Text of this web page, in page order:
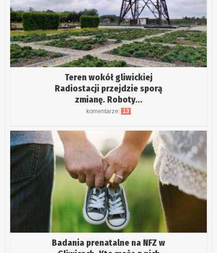
Teren wokół gliwickiej
Radiostacji przejdzie sporą
zmianę. Roboty...
komentarze: 13
Badania prenatalne na NFZ w